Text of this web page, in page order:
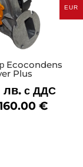
Ecocondens
Plus
лв. с ДДС
€
EUR